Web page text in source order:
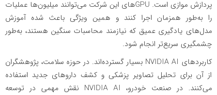
پردازش موازی است. GPUهای این شرکت می‌توانند میلیون‌ها عملیات
را به‌طور همزمان اجرا کنند و همین ویژگی باعث شده آموزش
مدل‌های یادگیری عمیق که نیازمند محاسبات سنگین هستند، به‌طور
چشمگیری سریع‌تر انجام شود.
کاربردهای NVIDIA AI بسیار گسترده‌اند. در حوزه سلامت، پژوهشگران
از آن برای تحلیل تصاویر پزشکی و کشف داروهای جدید استفاده
می‌کنند. در صنعت خودرو، NVIDIA AI نقش مهمی در توسعه